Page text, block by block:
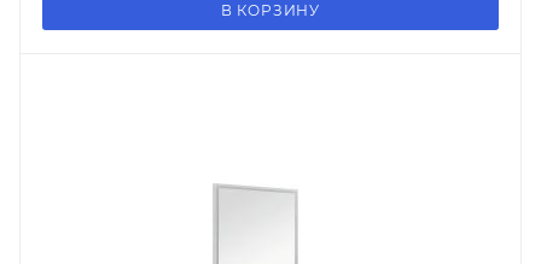
В КОРЗИНУ